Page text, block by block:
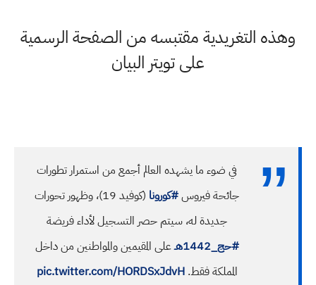
وهذه التغريدية مقتبسه من الصفحة الرسمية
على تويتر البيان
في ضوء ما يشهده العالم أجمع من استمرار تطورات
جائحة فيروس#كورونا
(كوفيد 19)، وظهور تحورات
جديدة له، سيتم حصر التسجيل لأداء فريضة
#حج_1442هـ
على المقيمين والمواطنين من داخل
المملكة فقط.pic.twitter.com/HORDSxJdvH